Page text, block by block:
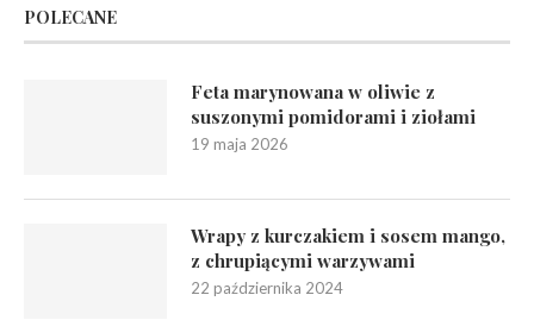
POLECANE
Feta marynowana w oliwie z
suszonymi pomidorami i ziołami
19 maja 2026
Wrapy z kurczakiem i sosem mango,
z chrupiącymi warzywami
22 października 2024